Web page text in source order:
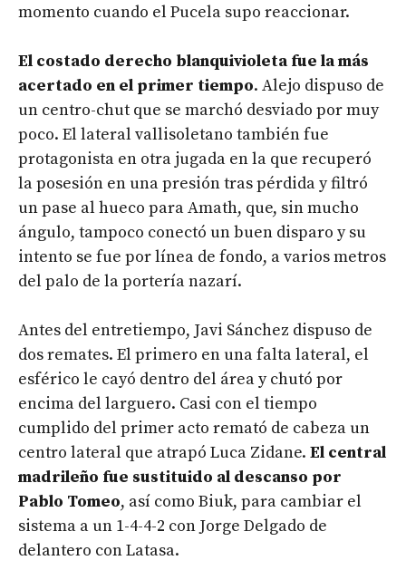
momento cuando el Pucela supo reaccionar.
El costado derecho blanquivioleta fue la más
acertado en el primer tiempo. Alejo dispuso de
un centro-chut que se marchó desviado por muy
poco. El lateral vallisoletano también fue
protagonista en otra jugada en la que recuperó
la posesión en una presión tras pérdida y filtró
un pase al hueco para Amath, que, sin mucho
ángulo, tampoco conectó un buen disparo y su
intento se fue por línea de fondo, a varios metros
del palo de la portería nazarí.
Antes del entretiempo, Javi Sánchez dispuso de
dos remates. El primero en una falta lateral, el
esférico le cayó dentro del área y chutó por
encima del larguero. Casi con el tiempo
cumplido del primer acto remató de cabeza un
centro lateral que atrapó Luca Zidane. El central
madrileño fue sustituido al descanso por
Pablo Tomeo, así como Biuk, para cambiar el
sistema a un 1-4-4-2 con Jorge Delgado de
delantero con Latasa.